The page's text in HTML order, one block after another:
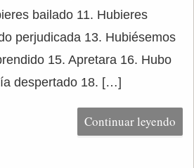
bailado 11. Hubieres
perjudicada 13. Hubiésemos
15. Apretara 16. Hubo
despertado 18. […]
Continuar leyendo